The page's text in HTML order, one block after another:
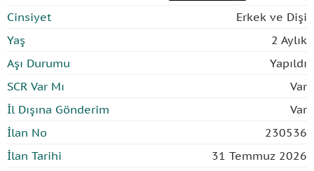
Cinsiyet
Erkek ve Dişi
Yaş
2 Aylık
Aşı Durumu
Yapıldı
SCR Var Mı
Var
İl Dışına Gönderim
Var
İlan No
230536
İlan Tarihi
31 Temmuz 2026